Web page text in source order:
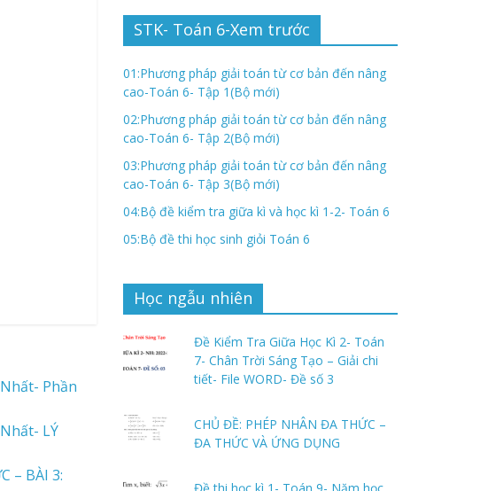
Phần
LÝ
– BÀI 3:
STK- Toán 6-Xem trước
01:Phương pháp giải toán từ cơ bản đến nâng
cao-Toán 6- Tập 1(Bộ mới)
02:Phương pháp giải toán từ cơ bản đến nâng
cao-Toán 6- Tập 2(Bộ mới)
03:Phương pháp giải toán từ cơ bản đến nâng
cao-Toán 6- Tập 3(Bộ mới)
04:Bộ đề kiểm tra giữa kì và học kì 1-2- Toán 6
05:Bộ đề thi học sinh giỏi Toán 6
Học ngẫu nhiên
Đề Kiểm Tra Giữa Học Kì 2- Toán
7- Chân Trời Sáng Tạo – Giải chi
tiết- File WORD- Đề số 3
CHỦ ĐỀ: PHÉP NHÂN ĐA THỨC –
ĐA THỨC VÀ ỨNG DỤNG